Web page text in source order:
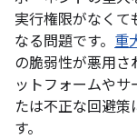
実行権限がなくて
なる問題です。 重
の脆弱性が悪用さ
ットフォームや
たは不正な回避策
す。